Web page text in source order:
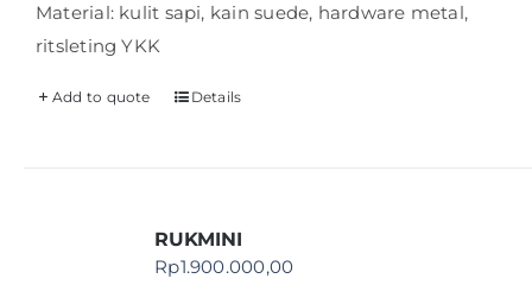
Material: kulit sapi, kain suede, hardware metal,
ritsleting YKK
Add to quote Details
RUKMINI
Rp1.900.000,00